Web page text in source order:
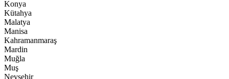
Konya
Kütahya
Malatya
Manisa
Kahramanmaraş
Mardin
Muğla
Muş
Nevşehir